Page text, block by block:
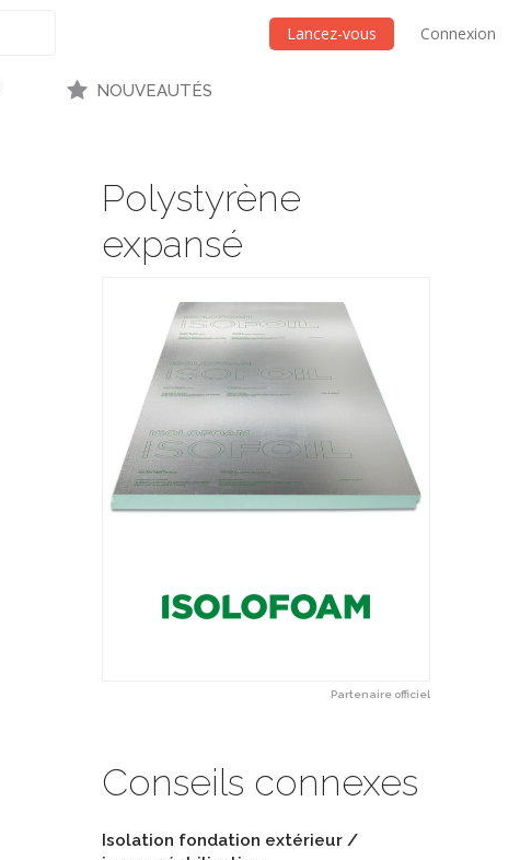
Lancez-vous Connexion
NOUVEAUTÉS
Polystyrène
expansé
Partenaire officiel
Conseils connexes
Isolation fondation extérieur /